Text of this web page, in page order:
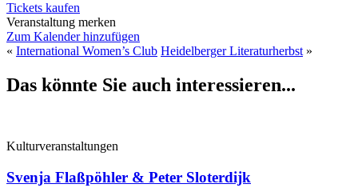
Tickets kaufen
Veranstaltung merken
Zum Kalender hinzufügen
« International Women’s Club Heidelberger Literaturherbst»
Das könnte Sie auch interessieren...
Kulturveranstaltungen
Svenja Flaßpöhler & Peter Sloterdijk